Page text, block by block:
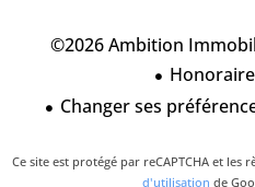
©2026 Ambition
Changer ses
Ce site est protégé par reCAPTCHA et les
d'utilisation de